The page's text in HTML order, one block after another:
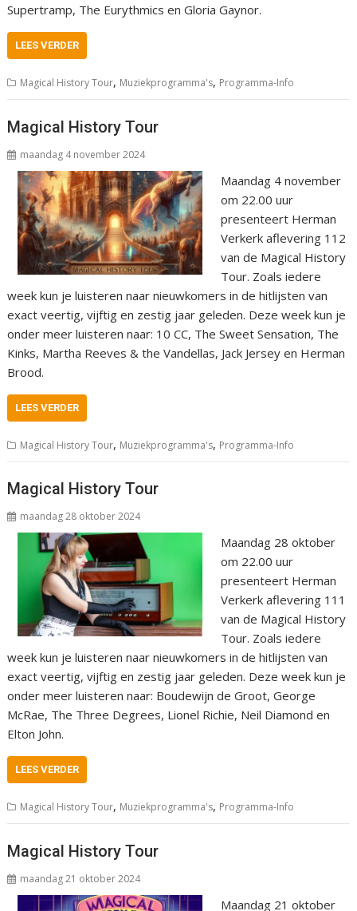
Supertramp, The Eurythmics en Gloria Gaynor.
LEES VERDER
Magical History Tour, Muziekprogramma's, Programma-Info
Magical History Tour
maandag 4 november 2024
Maandag 4 november
om 22.00 uur
presenteert Herman
Verkerk aflevering 112
van de Magical History
Tour. Zoals iedere
week kun je luisteren naar nieuwkomers in de hitlijsten van
exact veertig, vijftig en zestig jaar geleden. Deze week kun je
onder meer luisteren naar: 10 CC, The Sweet Sensation, The
Kinks, Martha Reeves & the Vandellas, Jack Jersey en Herman
Brood.
LEES VERDER
Magical History Tour, Muziekprogramma's, Programma-Info
Magical History Tour
maandag 28 oktober 2024
Maandag 28 oktober
om 22.00 uur
presenteert Herman
Verkerk aflevering 111
van de Magical History
Tour. Zoals iedere
week kun je luisteren naar nieuwkomers in de hitlijsten van
exact veertig, vijftig en zestig jaar geleden. Deze week kun je
onder meer luisteren naar: Boudewijn de Groot, George
McRae, The Three Degrees, Lionel Richie, Neil Diamond en
Elton John.
LEES VERDER
Magical History Tour, Muziekprogramma's, Programma-Info
Magical History Tour
maandag 21 oktober 2024
Maandag 21 oktober